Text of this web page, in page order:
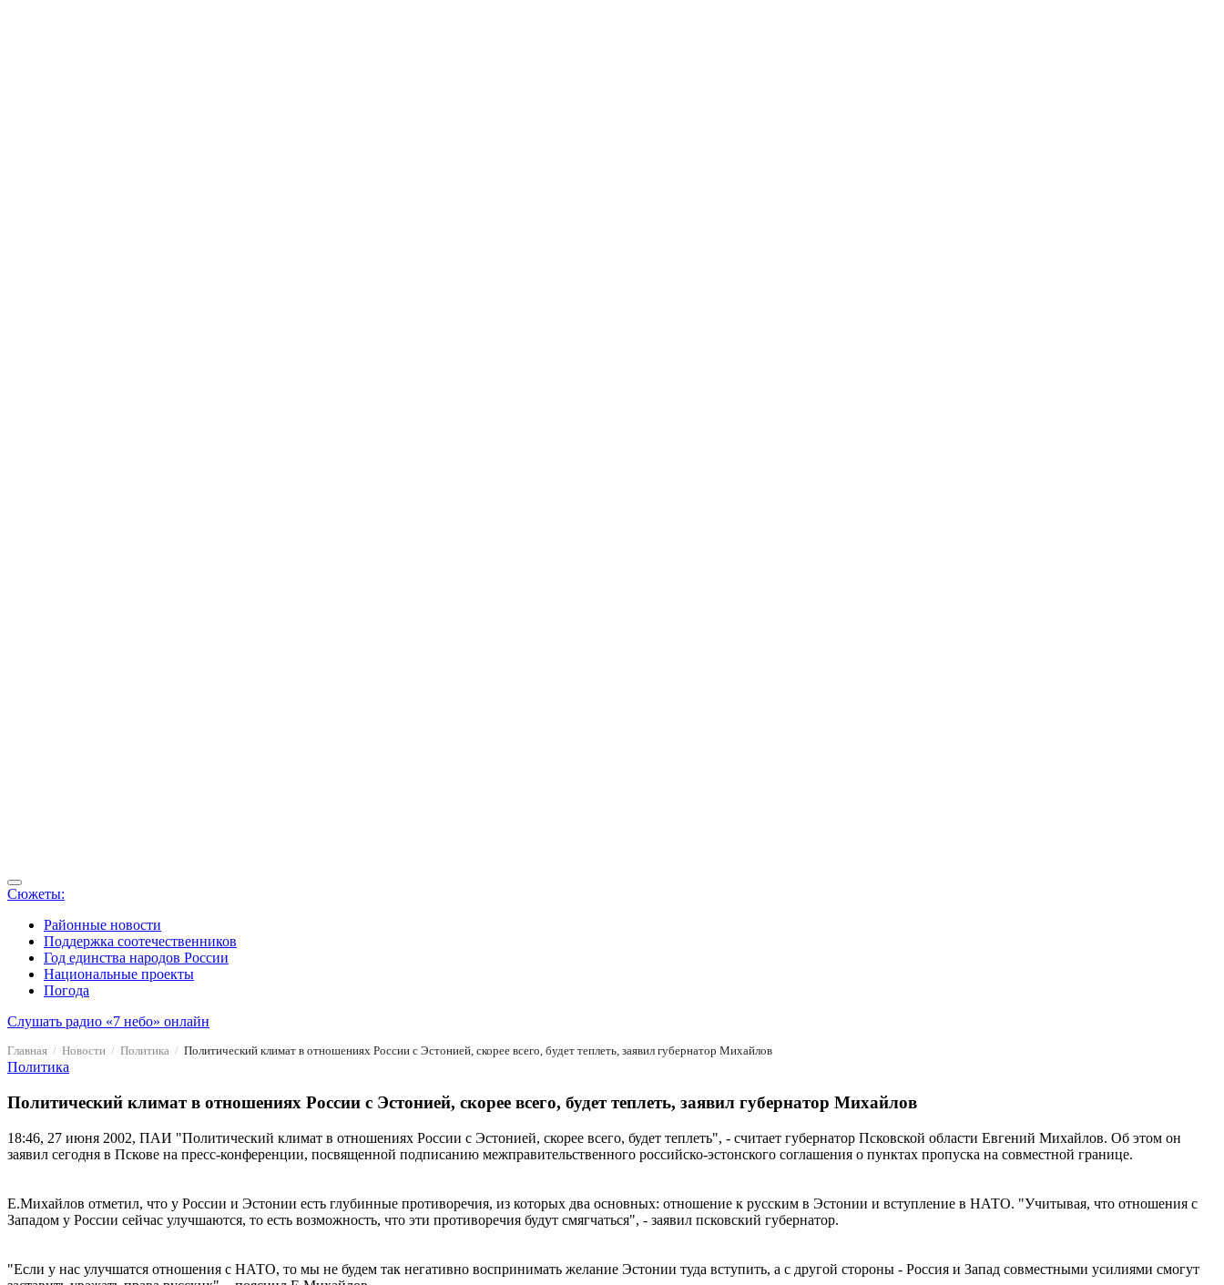
Сюжеты:
Районные новости
Поддержка соотечественников
Год единства народов России
Национальные проекты
Погода
Слушать радио «7 небо» онлайн
Главная Новости Политика Политический климат в отношениях России с Эстонией, скорее всего, будет теплеть, заявил губернатор Михайлов
Политика
Политический климат в отношениях России с Эстонией, скорее всего, будет теплеть, заявил губернатор Михайлов
18:46, 27 июня 2002, ПАИ "Политический климат в отношениях России с Эстонией, скорее всего, будет теплеть", - считает губернатор Псковской области Евгений Михайлов. Об этом он
заявил сегодня в Пскове на пресс-конференции, посвященной подписанию межправительственного российско-эстонского соглашения о пунктах пропуска на совместной границе.
Е.Михайлов отметил, что у России и Эстонии есть глубинные противоречия, из которых два основных: отношение к русским в Эстонии и вступление в НАТО. "Учитывая, что отношения с
Западом у России сейчас улучшаются, то есть возможность, что эти противоречия будут смягчаться", - заявил псковский губернатор.
"Если у нас улучшатся отношения с НАТО, то мы не будем так негативно воспринимать желание Эстонии туда вступить, а с другой стороны - Россия и Запад совместными усилиями смогут